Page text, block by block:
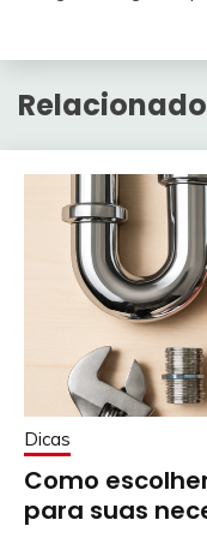
Dicas
Como
para suas